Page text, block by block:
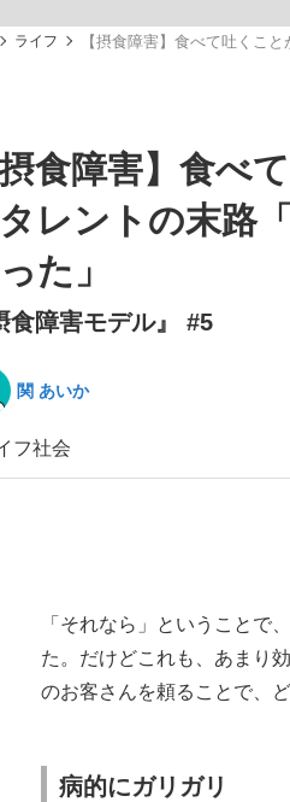
ライフ 【摂食障害】食べて吐くこ
摂食障害】食べ
レントの末路
た」
食障害モデル』 #5
関 あいか
フ社会
「それなら」ということで
た。だけどこれも、あまり
のお客さんを頼ることで、
病的にガリガリ